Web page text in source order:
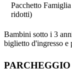
Pacchetto
ridotti)
Bambini sotto i 3
biglietto d'ingresso e
PARCHEGGIO